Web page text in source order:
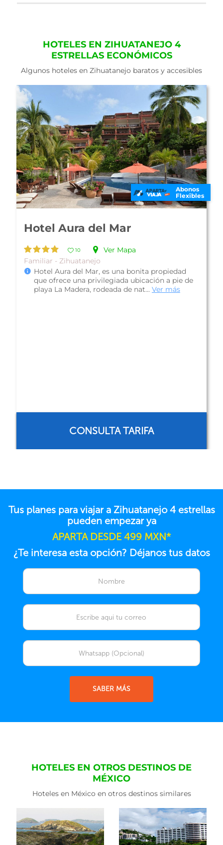
HOTELES EN ZIHUATANEJO 4
ESTRELLAS ECONÓMICOS
Algunos hoteles en Zihuatanejo baratos y accesibles
Abonos
Flexibles
Hotel Villas Ixzi Plus
10
Ver Mapa
Apartamento - Ixtapa
Hotel Villas Ixzi Plus, es una bonita propiedad
localizada a 5 minutos de la playa; ofrece
cómodas instalaciones rodeadas ...Ver más
CONSULTA TARIFA
Tus planes para viajar a Zihuatanejo 4 estrellas
pueden empezar ya
APARTA DESDE 499 MXN*
¿Te interesa esta opción? Déjanos tus datos
SABER MÁS
HOTELES EN OTROS DESTINOS DE
MÉXICO
Hoteles en México en otros destinos similares